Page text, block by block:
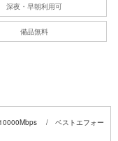
深夜・早朝利用可
備品無料
/ ベストエフォー